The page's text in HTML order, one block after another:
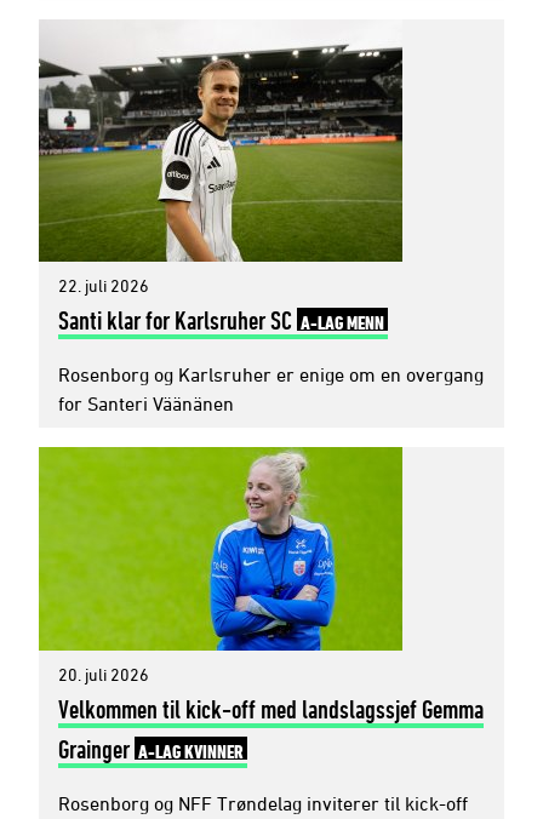
22. juli 2026
Santi klar for Karlsruher SC A-LAG MENN
Rosenborg og Karlsruher er enige om en overgang
for Santeri Väänänen
20. juli 2026
Velkommen til kick-off med landslagssjef Gemma
Grainger A-LAG KVINNER
Rosenborg og NFF Trøndelag inviterer til kick-off